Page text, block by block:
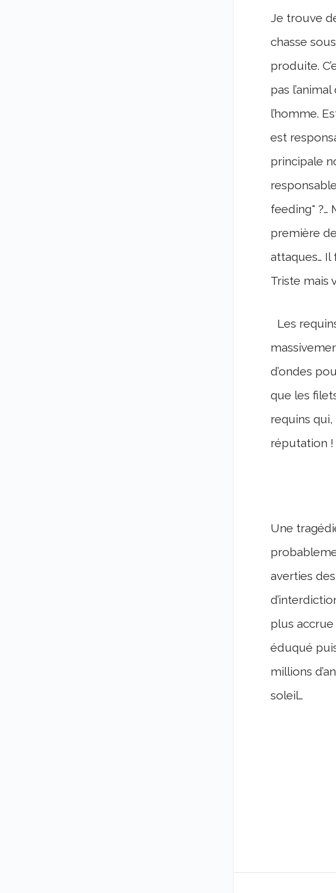
Je trouve
chasse
produite.
pas
l’homme.
est
principale
feeding" ?…
première
attaques…
Triste mais
Les
d’ondes
que les
requins
réputation !
Une
averties
plus accrue
éduqué
millions
soleil…